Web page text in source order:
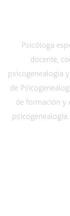
Psicóloga
docente,
psicogenealogia
de
de formación y